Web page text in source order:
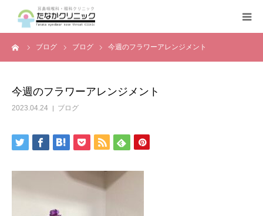
ブログ ブログ 今週のフラワーアレンジメント
今週のフラワーアレンジメント
2023.04.24 ブログ
トップページ
設備機器
よくある質問